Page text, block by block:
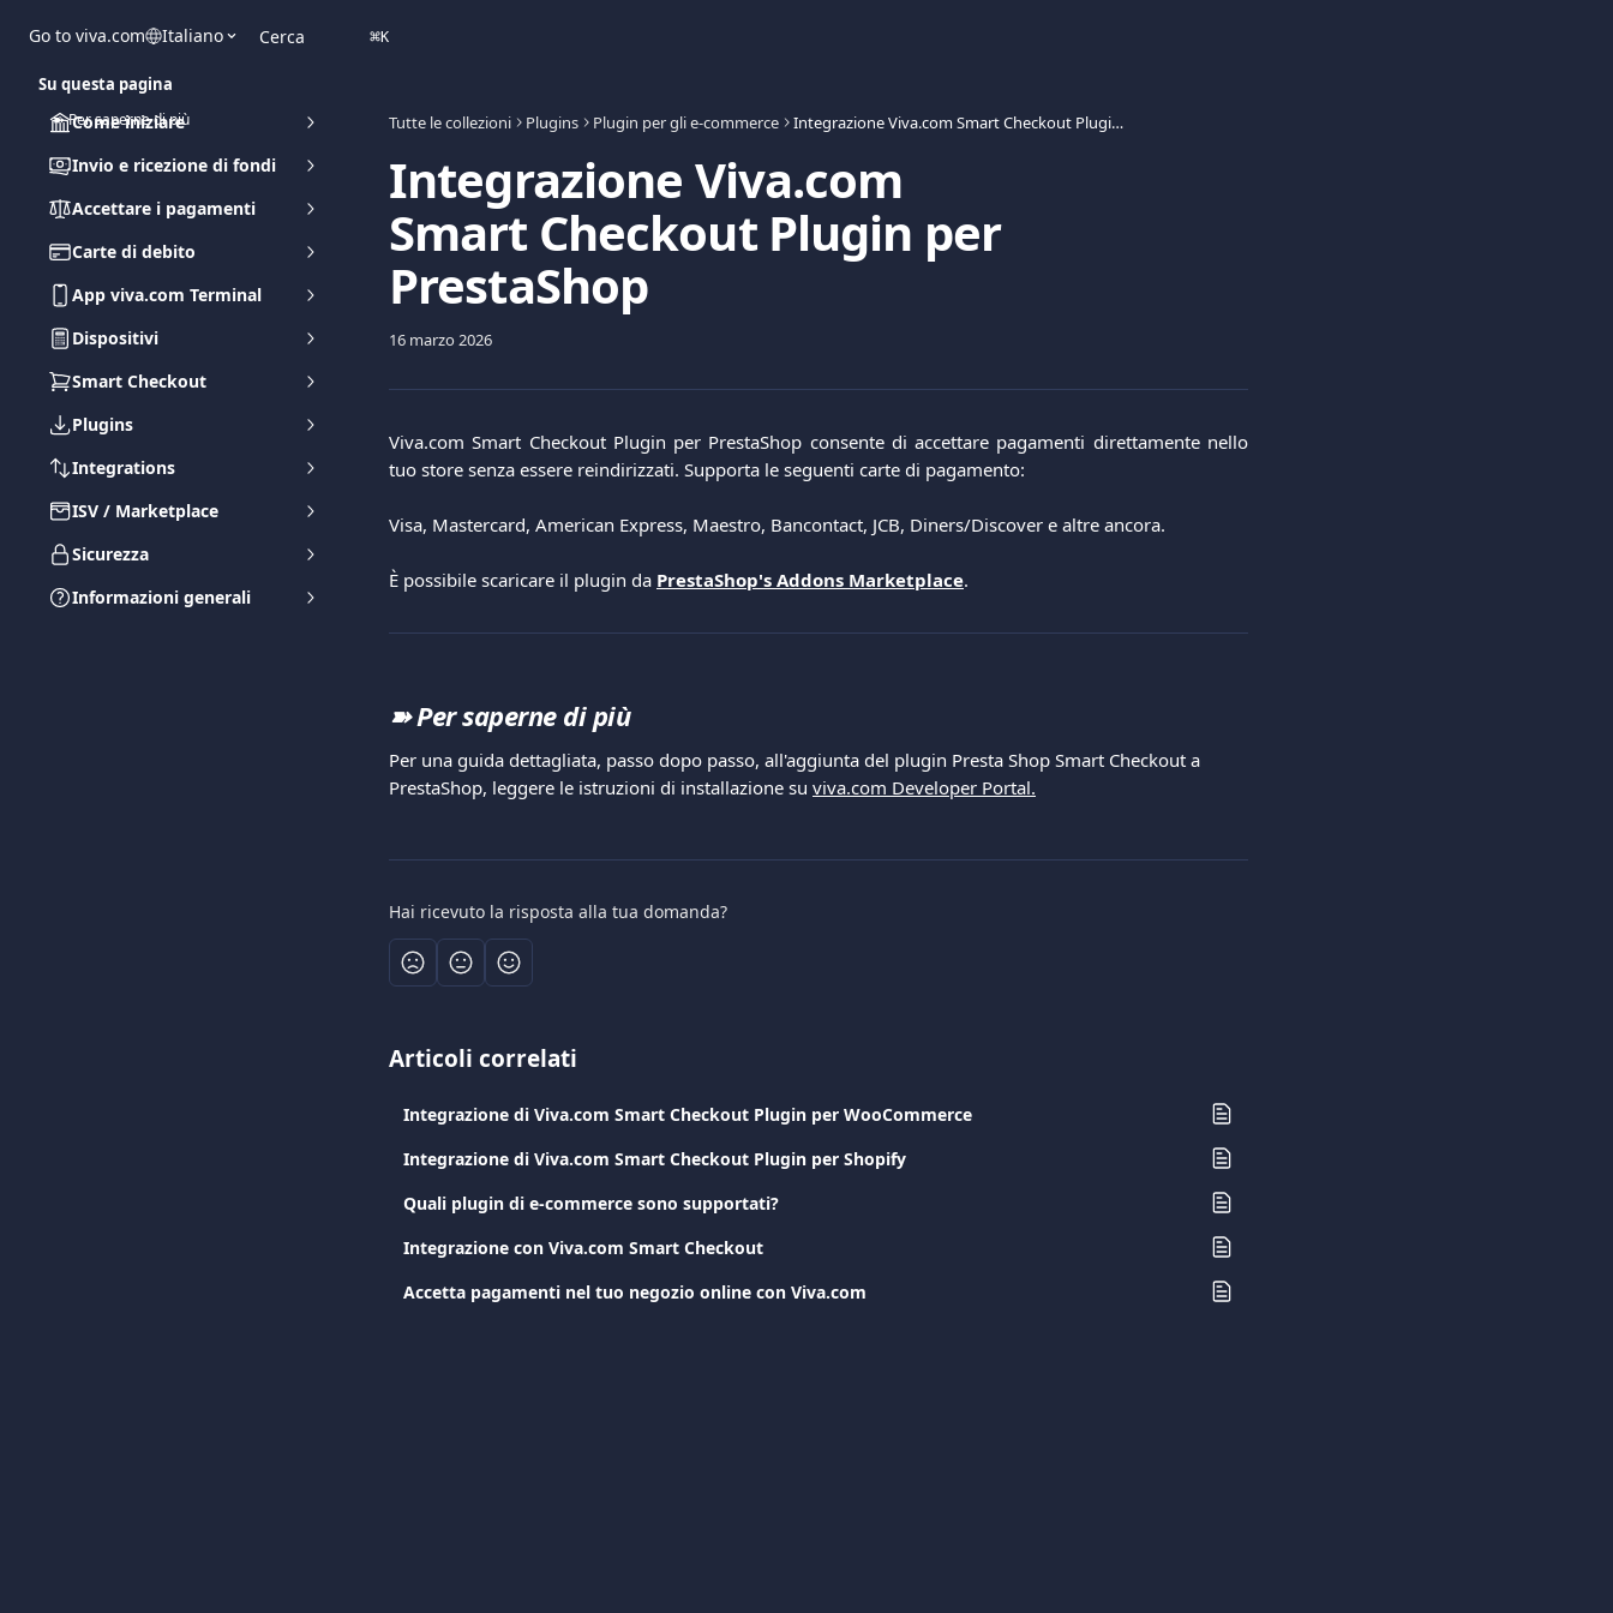
Go to viva.com Italiano Cerca ⌘K
Come iniziare
Invio e ricezione di fondi
Accettare i pagamenti
Carte di debito
App viva.com Terminal
Dispositivi
Smart Checkout
Plugins
Integrations
ISV / Marketplace
Sicurezza
Informazioni generali
Tutte le collezioni Plugins Plugin per gli e-commerce Integrazione Viva.com Smart Checkout Plugin per PrestaShop
Integrazione Viva.com
Smart Checkout Plugin per
PrestaShop
16 marzo 2026
Viva.com Smart Checkout Plugin per PrestaShop consente di accettare pagamenti direttamente nello
tuo store senza essere reindirizzati. Supporta le seguenti carte di pagamento:
Visa, Mastercard, American Express, Maestro, Bancontact, JCB, Diners/Discover e altre ancora.
È possibile scaricare il plugin da PrestaShop's Addons Marketplace.
➽ Per saperne di più
Per una guida dettagliata, passo dopo passo, all'aggiunta del plugin Presta Shop Smart Checkout a
PrestaShop, leggere le istruzioni di installazione su viva.com Developer Portal.
Hai ricevuto la risposta alla tua domanda?
Articoli correlati
Integrazione di Viva.com Smart Checkout Plugin per WooCommerce
Integrazione di Viva.com Smart Checkout Plugin per Shopify
Quali plugin di e-commerce sono supportati?
Integrazione con Viva.com Smart Checkout
Accetta pagamenti nel tuo negozio online con Viva.com
Su questa pagina
➽ Per saperne di più